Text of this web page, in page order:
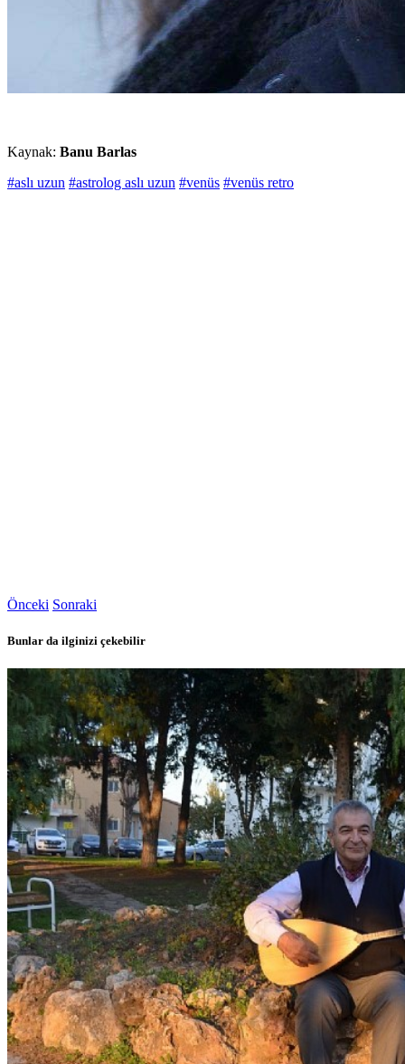
Kaynak: Banu Barlas
#aslı uzun #astrolog aslı uzun #venüs #venüs retro
Önceki Sonraki
Bunlar da ilginizi çekebilir